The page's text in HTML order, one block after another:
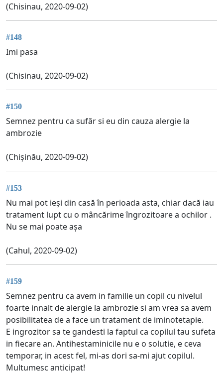
(Chisinau, 2020-09-02)
#148
Imi pasa
(Chisinau, 2020-09-02)
#150
Semnez pentru ca sufăr si eu din cauza alergie la
ambrozie
(Chișinău, 2020-09-02)
#153
Nu mai pot ieși din casă în perioada asta, chiar dacă iau
tratament lupt cu o mâncărime îngrozitoare a ochilor .
Nu se mai poate așa
(Cahul, 2020-09-02)
#159
Semnez pentru ca avem in familie un copil cu nivelul
foarte innalt de alergie la ambrozie si am vrea sa avem
posibilitatea de a face un tratament de iminotetapie.
E ingrozitor sa te gandesti la faptul ca copilul tau sufeta
in fiecare an. Antihestaminicile nu e o solutie, e ceva
temporar, in acest fel, mi-as dori sa-mi ajut copilul.
Multumesc anticipat!